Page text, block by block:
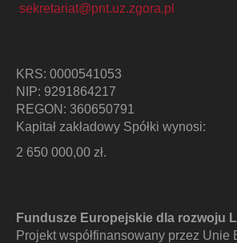
sekretariat@pnt.uz.zgora.pl
KRS: 0000541053
NIP: 9291864217
REGON: 360650791
Kapitał zakładowy Spółki wynosi:
2 650 000,00 zł.
Fundusze Europejskie dla rozwoju
Projekt współfinansowany przez Unie